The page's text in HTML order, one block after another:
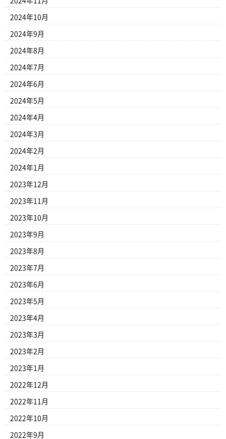
2024年10月
2024年9月
2024年8月
2024年7月
2024年6月
2024年5月
2024年4月
2024年3月
2024年2月
2024年1月
2023年12月
2023年11月
2023年10月
2023年9月
2023年8月
2023年7月
2023年6月
2023年5月
2023年4月
2023年3月
2023年2月
2023年1月
2022年12月
2022年11月
2022年10月
2022年9月